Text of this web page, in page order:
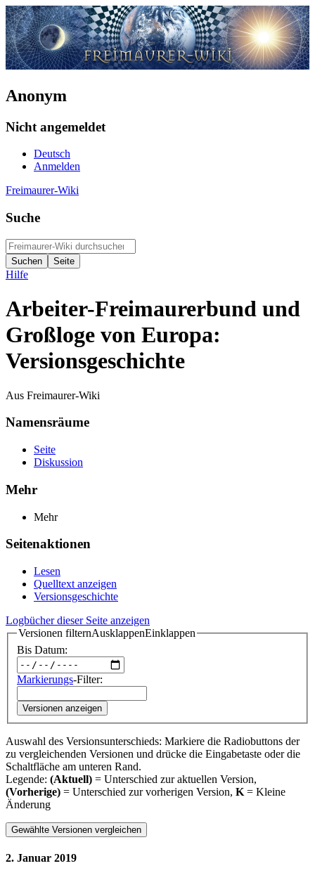
Anonym
Nicht angemeldet
Deutsch
Anmelden
Freimaurer-Wiki
Suche
Hilfe
Arbeiter-Freimaurerbund und
Großloge von Europa:
Versionsgeschichte
Aus Freimaurer-Wiki
Namensräume
Seite
Diskussion
Mehr
Mehr
Seitenaktionen
Lesen
Quelltext anzeigen
Versionsgeschichte
Logbücher dieser Seite anzeigen
Versionen filternAusklappenEinklappen
Bis Datum:
Markierungs-Filter:
Versionen anzeigen
Auswahl des Versionsunterschieds: Markiere die Radiobuttons der
zu vergleichenden Versionen und drücke die Eingabetaste oder die
Schaltfläche am unteren Rand.
Legende: (Aktuell) = Unterschied zur aktuellen Version,
(Vorherige) = Unterschied zur vorherigen Version, K = Kleine
Änderung
2. Januar 2019